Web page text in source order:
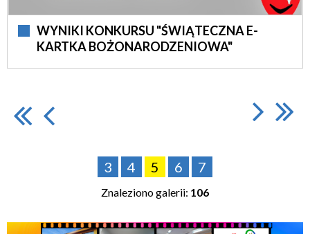
WYNIKI KONKURSU "ŚWIĄTECZNA E-
KARTKA BOŻONARODZENIOWA"
3 4 5 6 7
Znaleziono galerii: 106